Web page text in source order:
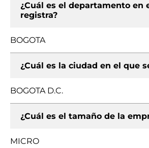
¿Cuál es el departamento en
registra?
BOGOTA
¿Cuál es la ciudad en el que
BOGOTA D.C.
¿Cuál es el tamaño de la
MICRO